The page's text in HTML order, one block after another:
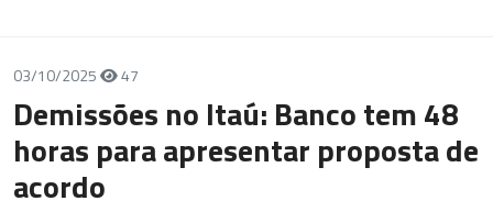
03/10/2025 47
Demissões no Itaú: Banco tem 48
horas para apresentar proposta de
acordo